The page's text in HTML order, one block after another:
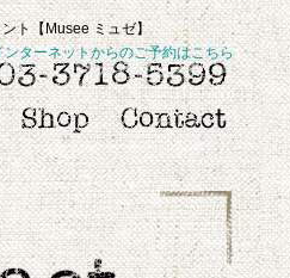
ト【Musee ミュゼ】
ンターネットからのご予約はこちら